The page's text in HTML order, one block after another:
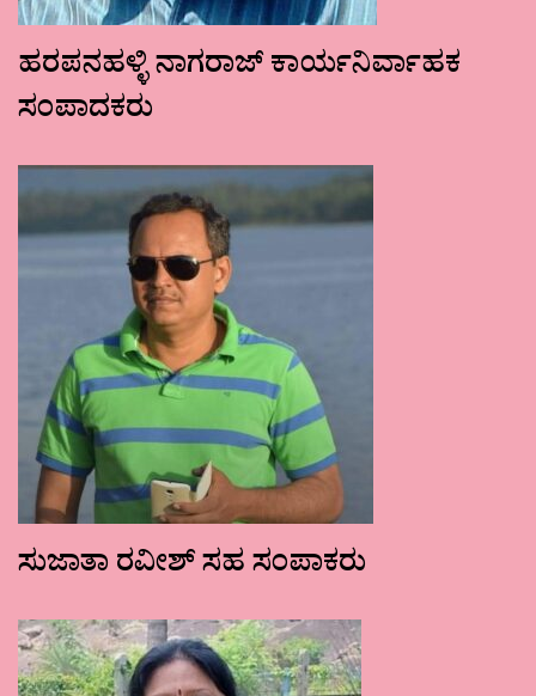
ಹರಪನಹಳ್ಳಿ ನಾಗರಾಜ್ ಕಾರ್ಯನಿರ್ವಾಹಕ
ಸಂಪಾದಕರು
ಸುಜಾತಾ ರವೀಶ್ ಸಹ ಸಂಪಾಕರು